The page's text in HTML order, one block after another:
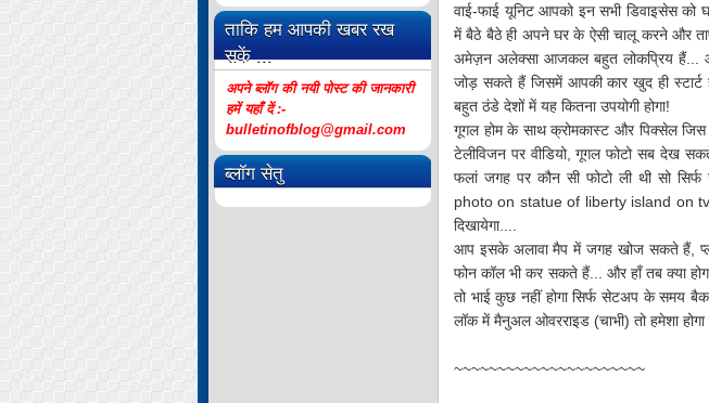
ताकि हम आपकी खबर रख
सकें ...
अपने ब्लॉग की नयी पोस्ट की जानकारी
हमें यहाँ दें :-
bulletinofblog@gmail.com
ब्लॉग सेतु
वाई-फाई यूनिट आपको इन सभी डिवाइसेस
में बैठे बैठे ही अपने घर के ऐसी चालू करने और
अमेज़न अलेक्सा आजकल बहुत लोकप्रिय हैं...
जोड़ सकते हैं जिसमें आपकी कार खुद ही
बहुत ठंडे देशों में यह कितना उपयोगी होगा!
गूगल होम के साथ क्रोमकास्ट और पिक्सेल
टेलीविजन पर वीडियो, गूगल फोटो सब देख
फलां जगह पर कौन सी फोटो ली थी सो
photo on statue of liberty island on
दिखायेगा....
आप इसके अलावा मैप में जगह खोज सकते हैं,
फोन कॉल भी कर सकते हैं... और हाँ तब क्या
तो भाई कुछ नहीं होगा सिर्फ सेटअप के समय
लॉक में मैनुअल ओवरराइड (चाभी) तो हमेशा होगा
~~~~~~~~~~~~~~~~~~~~~~